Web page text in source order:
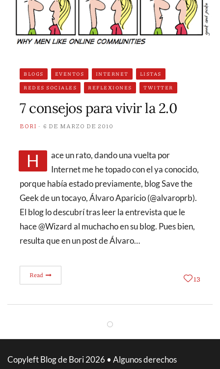
BLOGS EVENTOS INTERNET LISTAS
REDES SOCIALES REFLEXIONES TWITTER
7 consejos para vivir la 2.0
BORI 6 DE MARZO DE 2010
Hace un rato, dando una vuelta por
Internet me he topado con el ya conocido,
porque había estado previamente, blog Save the
Geek de un tocayo, Álvaro Aparicio (@alvaroprb).
El blog lo descubrí tras leer la entrevista que le
hace @Wizard al muchacho en su blog. Pues bien,
resulta que en un post de Álvaro…
Read 13
Copyleft Blog de Bori 2026 • Algunos derechos